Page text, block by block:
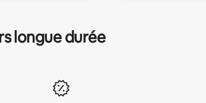
longue durée